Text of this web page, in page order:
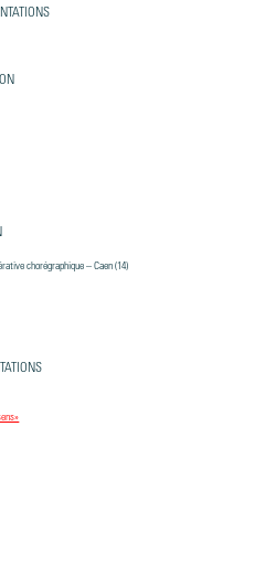
chorégraphique – Caen (14)